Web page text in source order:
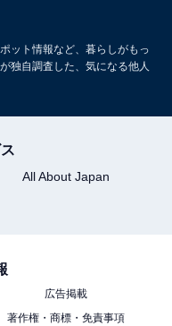
育児で疲れてるか
なってしまったんで
ものお弁当も、幼稚
ったし、僕自身も良
のですが……」
、中学受験のために
ところで、ムクムク
きりになりたくな
ット情報など、暮らしがもっ
独自調査した、気になる他人
All About Japan
広告掲載
著作権・商標・免責事項